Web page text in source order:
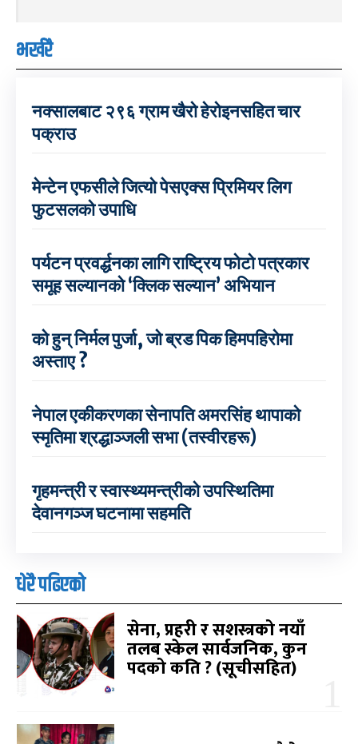
भर्खरै
नक्सालबाट २९६ ग्राम खैरो हेरोइनसहित चार
पक्राउ
मेन्टेन एफसीले जित्यो पेसएक्स प्रिमियर लिग
फुटसलको उपाधि
पर्यटन प्रवर्द्धनका लागि राष्ट्रिय फोटो पत्रकार
समूह सल्यानको ‘क्लिक सल्यान’ अभियान
को हुन् निर्मल पुर्जा, जो ब्रड पिक हिमपहिरोमा
अस्ताए ?
नेपाल एकीकरणका सेनापति अमरसिंह थापाको
स्मृतिमा श्रद्धाञ्जली सभा (तस्वीरहरू)
गृहमन्त्री र स्वास्थ्यमन्त्रीको उपस्थितिमा
देवानगञ्ज घटनामा सहमति
धेरै पढिएको
सेना, प्रहरी र सशस्त्रको नयाँ
तलब स्केल सार्वजनिक, कुन
पदको कति ? (सूचीसहित)